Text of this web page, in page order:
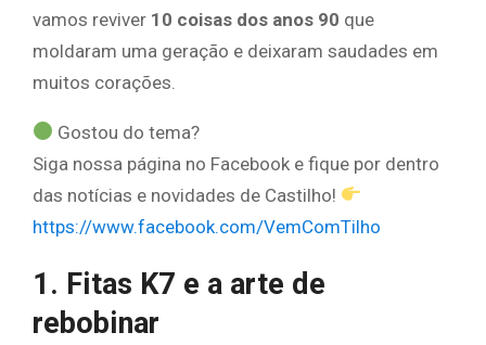
vamos reviver 10 coisas dos anos 90 que
moldaram uma geração e deixaram saudades em
muitos corações.
Gostou do tema?
Siga nossa página no Facebook e fique por dentro
das notícias e novidades de Castilho!
https://www.facebook.com/VemComTilho
1. Fitas K7 e a arte de
rebobinar